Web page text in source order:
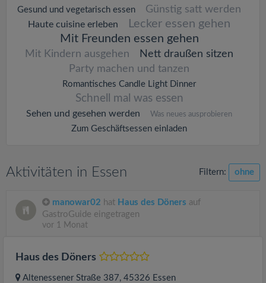
Gesund und vegetarisch essen Günstig satt werden
Haute cuisine erleben
Lecker essen gehen
Mit Freunden essen gehen
Mit Kindern ausgehen
Nett draußen sitzen
Party machen und tanzen
Romantisches Candle Light Dinner
Schnell mal was essen
Sehen und gesehen werden Was neues ausprobieren
Zum Geschäftsessen einladen
Aktivitäten in Essen Filtern: ohne
manowar02 hat Haus des Döners auf
GastroGuide eingetragen
vor 1 Monat
Haus des Döners
Altenessener Straße 387, 45326 Essen